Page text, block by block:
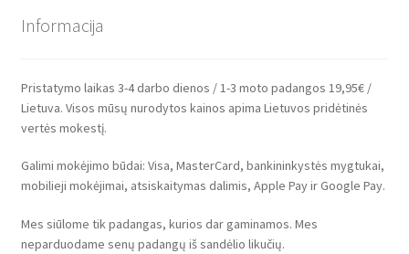
Informacija
Pristatymo laikas 3-4 darbo dienos / 1-3 moto padangos 19,95€ /
Lietuva. Visos mūsų nurodytos kainos apima Lietuvos pridėtinės
vertės mokestį.
Galimi mokėjimo būdai: Visa, MasterCard, bankininkystės mygtukai,
mobilieji mokėjimai, atsiskaitymas dalimis, Apple Pay ir Google Pay.
Mes siūlome tik padangas, kurios dar gaminamos. Mes
neparduodame senų padangų iš sandėlio likučių.